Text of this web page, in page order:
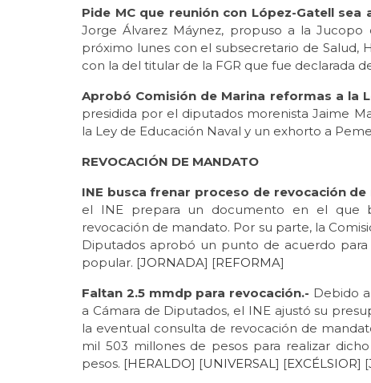
Pide MC que reunión con López-Gatell sea
Jorge Álvarez Máynez, propuso a la
próximo lunes con el subsecretario de Salud,
con la del titular de la FGR que fue declarada
Aprobó Comisión de Marina reformas a la
presidida por el diputados morenista Jaime
la Ley de Educación Naval y un exhorto a
REVOCACIÓN DE MANDATO
INE busca frenar proceso de revocación de
el INE prepara un documento en el que
revocación de mandato. Por su parte, la
Diputados aprobó un punto de acuerdo
popular. [JORNADA] [REFORMA]
Faltan 2.5 mmdp para revocación.- Debido
a Cámara de Diputados, el INE ajustó su
la eventual consulta de revocación de
mil 503 millones de pesos para realizar
pesos. [HERALDO] [UNIVERSAL ] [EXCÉLSIOR] [